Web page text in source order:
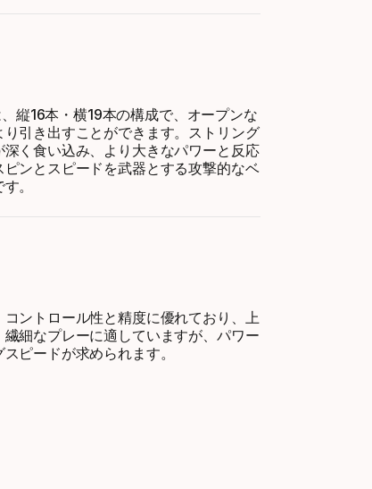
縦16本・横19本の構成で、オープンな
引き出すことができます。ストリング
く食い込み、より大きなパワーと反応
ンとスピードを武器とする攻撃的なベ
。
ントロール性と精度に優れており、上
細なプレーに適していますが、パワー
ピードが求められます。